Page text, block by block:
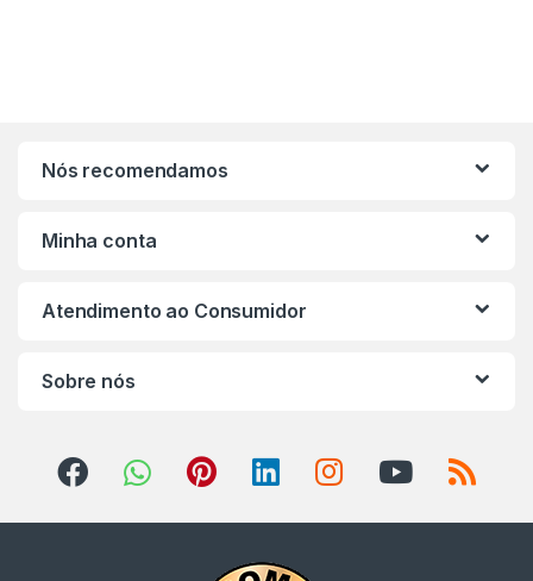
Nós recomendamos
Minha conta
Atendimento ao Consumidor
Sobre nós